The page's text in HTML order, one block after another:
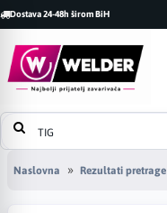
Dostava 24-48h širom BiH
Naslovna Rezultati pretrage